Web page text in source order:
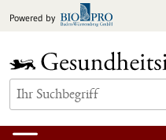
Inhalt
Powered by